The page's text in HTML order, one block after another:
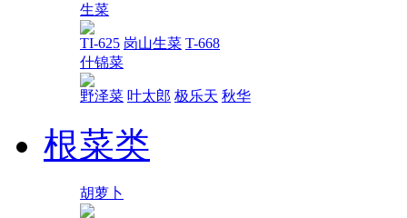
生菜
TI-625 岗山生菜 T-668
什锦菜
野泽菜 叶太郎 极乐天 秋华
根菜类
胡萝卜